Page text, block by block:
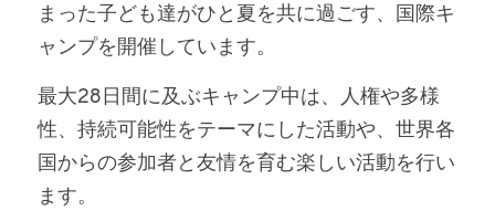
まった子ども達がひと夏を共に過ごす、国際キ
ャンプを開催しています。
最大28日間に及ぶキャンプ中は、人権や多様
性、持続可能性をテーマにした活動や、世界各
国からの参加者と友情を育む楽しい活動を行い
ます。